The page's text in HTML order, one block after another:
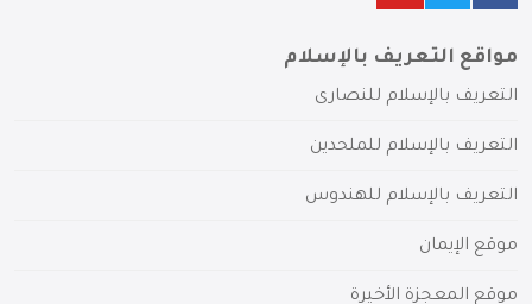
مواقع التعريف بالإسلام
التعريف بالإسلام للنصارى
التعريف بالإسلام للملحدين
التعريف بالإسلام للهندوس
موقع الإيمان
موقع المعجزة الأخيرة